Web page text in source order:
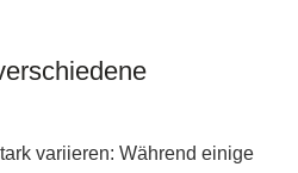
variieren: Während einige